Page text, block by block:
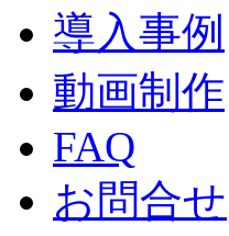
導入事例
動画制作
FAQ
お問合せ